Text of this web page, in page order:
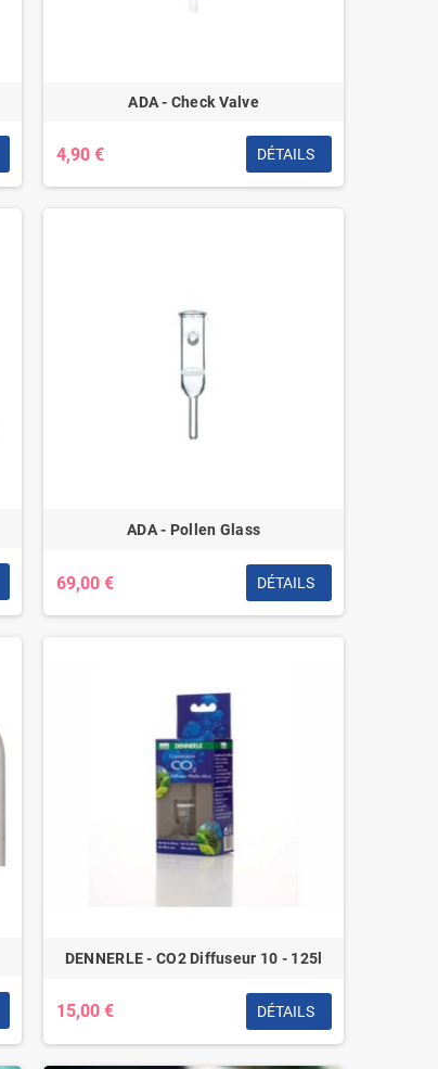
ADA - Check Valve
4,90 € DÉTAILS
ADA - Pollen Glass
69,00 € DÉTAILS
DENNERLE - CO2 Diffuseur 10 - 125l
15,00 € DÉTAILS